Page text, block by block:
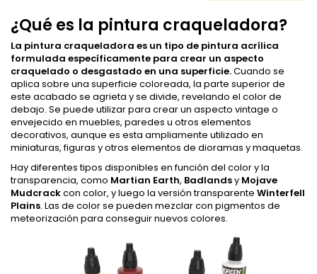
¿Qué es la pintura craqueladora?
La pintura craqueladora es un tipo de pintura acrílica
formulada específicamente para crear un aspecto
craquelado o desgastado en una superficie.Cuando se
aplica sobre una superficie coloreada, la parte superior de
este acabado se agrieta y se divide, revelando el color de
debajo. Se puede utilizar para crear un aspecto vintage o
envejecido en muebles, paredes u otros elementos
decorativos, aunque es esta ampliamente utilizado en
miniaturas, figuras y otros elementos de dioramas y maquetas.
Hay diferentes tipos disponibles en función del color y la
transparencia, como Martian Earth, Badlandsy Mojave
Mudcrackcon color, y luego la versión transparente Winterfell
Plains. Las de color se pueden mezclar con pigmentos de
meteorización para conseguir nuevos colores.